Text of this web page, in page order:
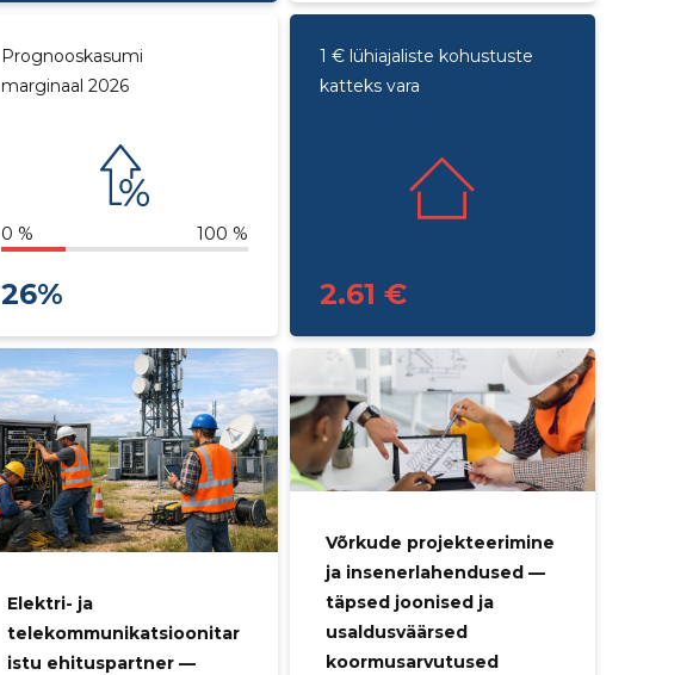
Prognooskasumi
marginaal 2026
0 % 100 %
26%
1 € lühiajaliste kohustuste
katteks vara
2.61 €
Elektri- ja
telekommunikatsioonitar
istu ehituspartner —
Võrkude projekteerimine
ja insenerlahendused —
täpsed joonised ja
usaldusväärsed
koormusarvutused